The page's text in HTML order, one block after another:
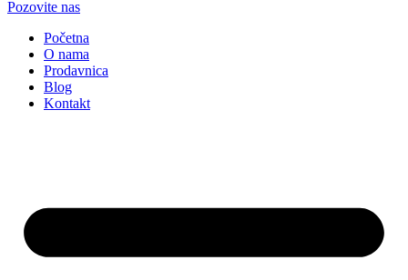
Pozovite nas
Početna
O nama
Prodavnica
Blog
Kontakt